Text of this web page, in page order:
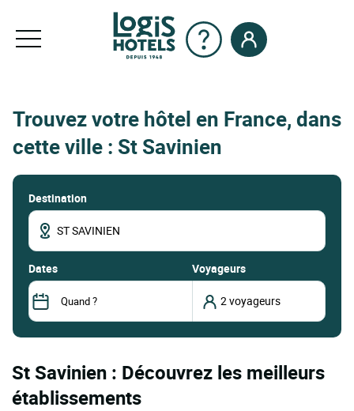
Trouvez votre hôtel en France, dans
cette ville : St Savinien
Destination
dates Voyageurs
St Savinien : Découvrez les meilleurs
établissements